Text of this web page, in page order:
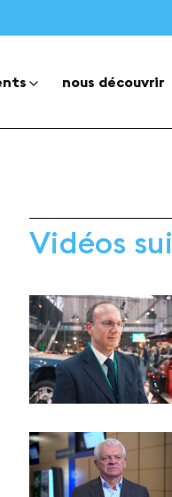
nous découvrir
Vidéos